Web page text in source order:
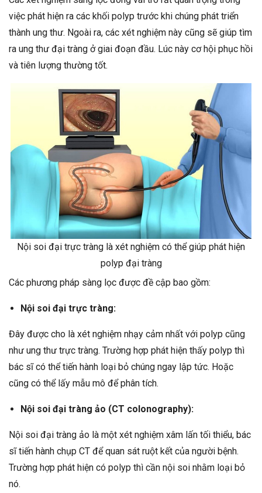
việc phát hiện ra các khối polyp trước khi chúng phát triển
thành ung thư. Ngoài ra, các xét nghiệm này cũng sẽ giúp tìm
ra ung thư đại tràng ở giai đoạn đầu. Lúc này cơ hội phục hồi
và tiên lượng thường tốt.
Nội soi đại trực tràng là xét nghiệm có thể giúp phát hiện
polyp đại tràng
Các phương pháp sàng lọc được đề cập bao gồm:
Nội soi đại trực tràng:
Đây được cho là xét nghiệm nhạy cảm nhất với polyp cũng
như ung thư trực tràng. Trường hợp phát hiện thấy polyp thì
bác sĩ có thể tiến hành loại bỏ chúng ngay lập tức. Hoặc
cũng có thể lấy mẫu mô để phân tích.
Nội soi đại tràng ảo (CT colonography):
Nội soi đại tràng ảo là một xét nghiệm xâm lấn tối thiểu, bác
sĩ tiến hành chụp CT để quan sát ruột kết của người bệnh.
Trường hợp phát hiện có polyp thì cần nội soi nhằm loại bỏ
nó.